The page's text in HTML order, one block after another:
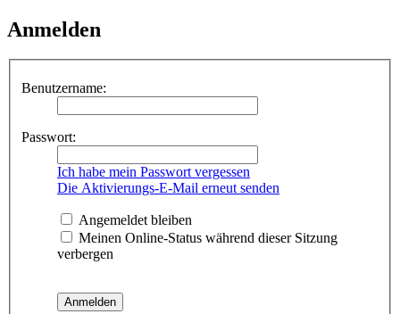
Anmelden
Benutzername:
Passwort:
Ich habe mein Passwort vergessen
Die Aktivierungs-E-Mail erneut senden
Angemeldet bleiben
Meinen Online-Status während dieser Sitzung
verbergen